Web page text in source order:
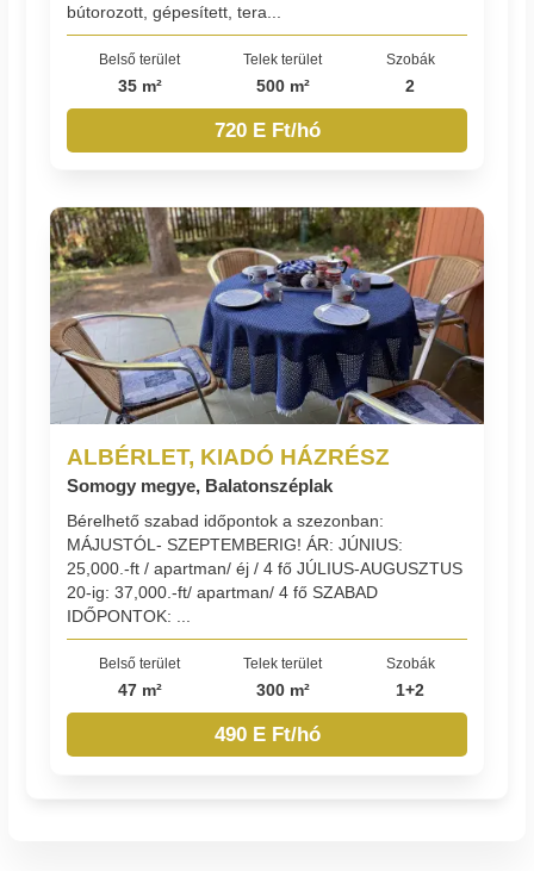
bútorozott, gépesített, tera...
Belső terület
35 m²
Telek terület
500 m²
Szobák
2
720 E Ft/hó
ALBÉRLET, KIADÓ HÁZRÉSZ
Somogy megye, Balatonszéplak
Bérelhető szabad időpontok a szezonban:
MÁJUSTÓL- SZEPTEMBERIG! ÁR: JÚNIUS:
25,000.-ft / apartman/ éj / 4 fő JÚLIUS-AUGUSZTUS
20-ig: 37,000.-ft/ apartman/ 4 fő SZABAD
IDŐPONTOK: ...
Belső terület
47 m²
Telek terület
300 m²
Szobák
1+2
490 E Ft/hó